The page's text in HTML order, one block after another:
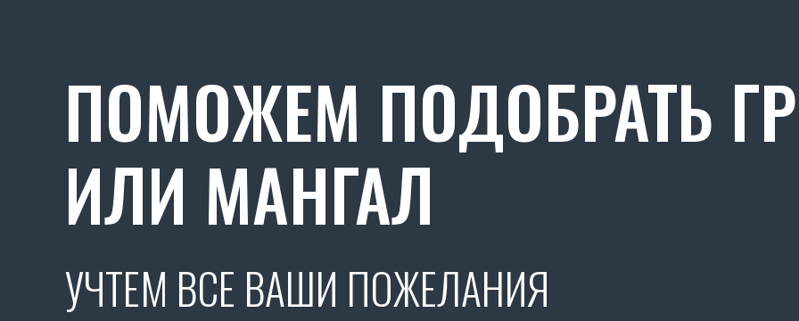
ПОМОЖЕМ ПОДОБРАТЬ
ИЛИ МАНГАЛ
УЧТЕМ ВСЕ ВАШИ ПОЖЕЛАНИЯ